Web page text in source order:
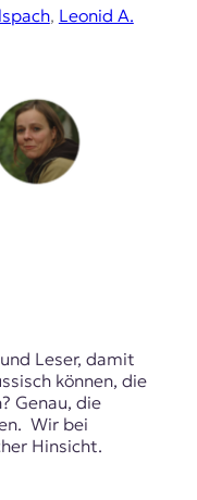
, Leonid A.
Leser, damit
können, die
Genau, die
Wir bei
Hinsicht.